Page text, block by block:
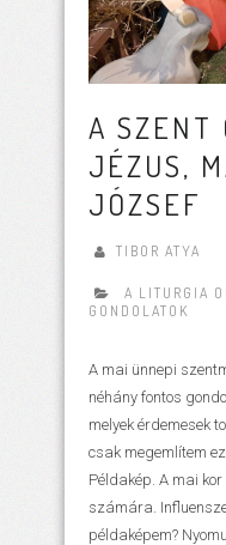
A SZENT
JÉZUS,
JÓZSEF
TIBOR ATYA
A LITURGIA
GONDOLATOK
A mai ünnepi
néhány fontos
melyek érdemesek
csak megemlítem
Példakép. A mai
számára.
példaképem?